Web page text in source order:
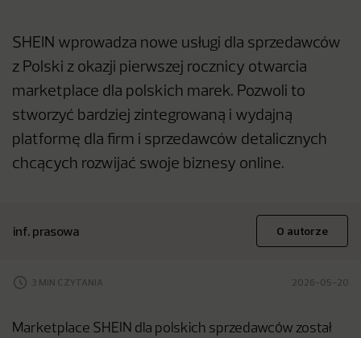
SHEIN wprowadza nowe usługi dla sprzedawców
z Polski z okazji pierwszej rocznicy otwarcia
marketplace dla polskich marek. Pozwoli to
stworzyć bardziej zintegrowaną i wydajną
platformę dla firm i sprzedawców detalicznych
chcących rozwijać swoje biznesy online.
inf. prasowa O autorze
3 MIN CZYTANIA 2026-05-20
Marketplace SHEIN dla polskich sprzedawców został